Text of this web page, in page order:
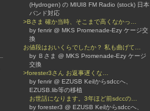
(Hydrogen) の MIUI8 FM Radio (stock) 日本
バンド対応
>Bさま 確か当時、そこまで高くなかっ…
by fenrir @ MKS Promenade-Ezy ケージ交
換
お値段はおいくらでしたか？ 私も曲げて…
by Ｂさま @ MKS Promenade-Ezy ケージ
交換
>forester3さん お返事遅くな…
by fenrir @ EZUSB Keilからsdccへ、
EZUSB.lib等の移植
お世話になります。3年ほど前sdccの…
by forester3 @ EZUSB Keilからsdccへ、